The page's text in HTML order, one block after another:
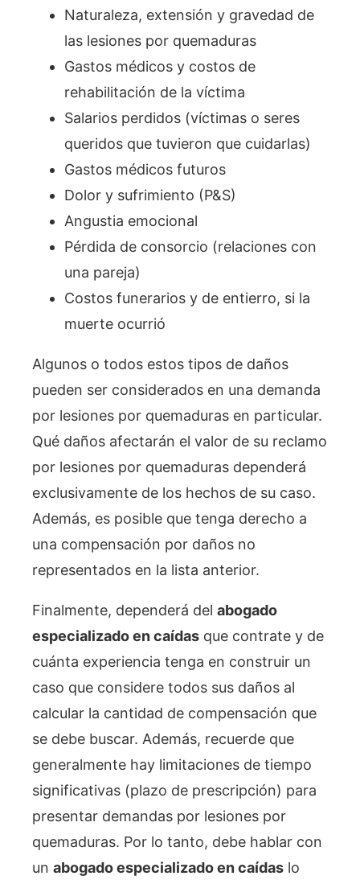
Naturaleza, extensión y gravedad de
las lesiones por quemaduras
Gastos médicos y costos de
rehabilitación de la víctima
Salarios perdidos (víctimas o seres
queridos que tuvieron que cuidarlas)
Gastos médicos futuros
Dolor y sufrimiento (P&S)
Angustia emocional
Pérdida de consorcio (relaciones con
una pareja)
Costos funerarios y de entierro, si la
muerte ocurrió
Algunos o todos estos tipos de daños
pueden ser considerados en una demanda
por lesiones por quemaduras en particular.
Qué daños afectarán el valor de su reclamo
por lesiones por quemaduras dependerá
exclusivamente de los hechos de su caso.
Además, es posible que tenga derecho a
una compensación por daños no
representados en la lista anterior.
Finalmente, dependerá del abogado
especializado en caídas que contrate y de
cuánta experiencia tenga en construir un
caso que considere todos sus daños al
calcular la cantidad de compensación que
se debe buscar. Además, recuerde que
generalmente hay limitaciones de tiempo
significativas (plazo de prescripción) para
presentar demandas por lesiones por
quemaduras. Por lo tanto, debe hablar con
un abogado especializado en caídas lo